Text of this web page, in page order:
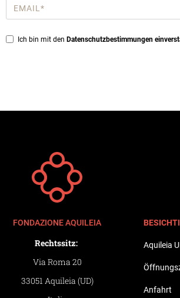
Email
*
Privacy
Ich bin mit den Datenschutzbestimmungen
Aquileia
Anfahrt
FONDAZIONE AQUILEIA
Rechtssitz:
Via Roma 20
33051 Aquileia (UD)